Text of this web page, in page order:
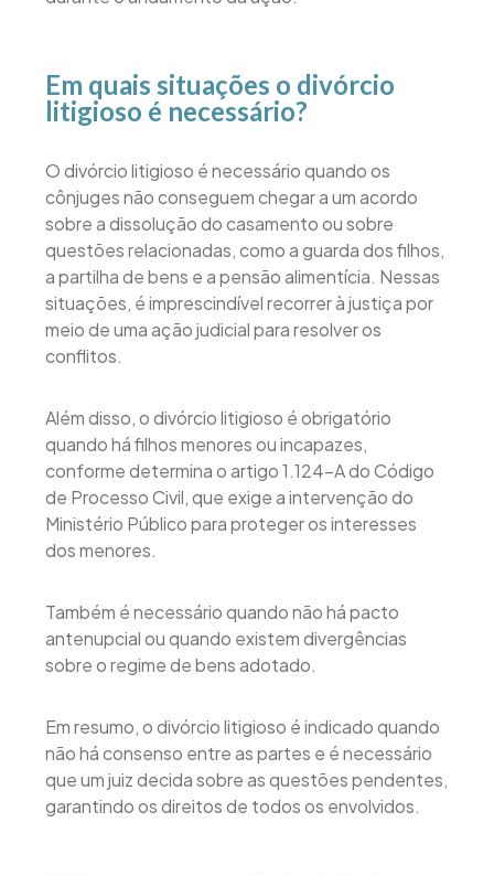
Em quais situações o divórcio
litigioso é necessário?
O divórcio litigioso é necessário quando os
cônjuges não conseguem chegar a um acordo
sobre a dissolução do casamento ou sobre
questões relacionadas, como a guarda dos filhos,
a partilha de bens e a pensão alimentícia. Nessas
situações, é imprescindível recorrer à justiça por
meio de uma ação judicial para resolver os
conflitos.
Além disso, o divórcio litigioso é obrigatório
quando há filhos menores ou incapazes,
conforme determina o artigo 1.124-A do Código
de Processo Civil, que exige a intervenção do
Ministério Público para proteger os interesses
dos menores.
Também é necessário quando não há pacto
antenupcial ou quando existem divergências
sobre o regime de bens adotado.
Em resumo, o divórcio litigioso é indicado quando
não há consenso entre as partes e é necessário
que um juiz decida sobre as questões pendentes,
garantindo os direitos de todos os envolvidos.